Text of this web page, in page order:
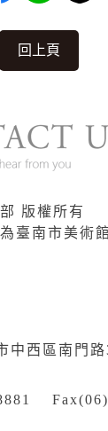
回上頁
版權所有
臺南市美術
中西區南門路